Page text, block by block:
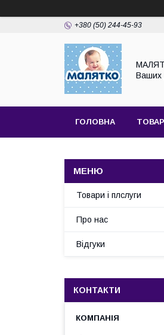
+380 (50) 244-45-93
Ваших
ГОЛОВНА
Товари і плслуги
Про нас
Відгуки
КОНТАКТИ